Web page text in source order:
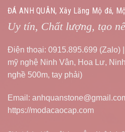
ĐÁ ANH QUÂN, Xây Lăng Mộ đá,
Uy tín, Chất lượng, tạo
Điện thoại: 0915.895.699 (Zalo)
mỹ nghệ Ninh Vân, Hoa Lư,
nghề 500m, tay phải)
Email:
https://modacaocap.com